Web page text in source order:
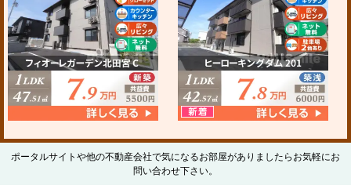
ポータルサイトや他の不動産会社で気になるお部屋がありましたらお気軽にお
問い合わせ下さい。